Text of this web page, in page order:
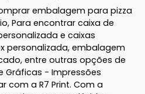
embalagem para pizza
Para encontrar caixa de
e caixas
personalizada, embalagem
entre outras opções de
Gráficas - Impressões
com a R7 Print. Com a